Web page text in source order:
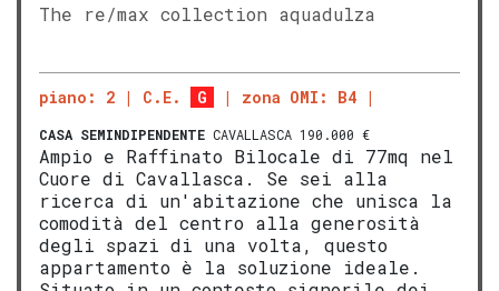
The re/max collection aquadulza
piano: 2 C.E. G zona OMI: B4
CASA SEMINDIPENDENTE CAVALLASCA 190.000 €
Ampio e Raffinato Bilocale di 77mq nel
Cuore di Cavallasca. Se sei alla
ricerca di un'abitazione che unisca la
comodità del centro alla generosità
degli spazi di una volta, questo
appartamento è la soluzione ideale.